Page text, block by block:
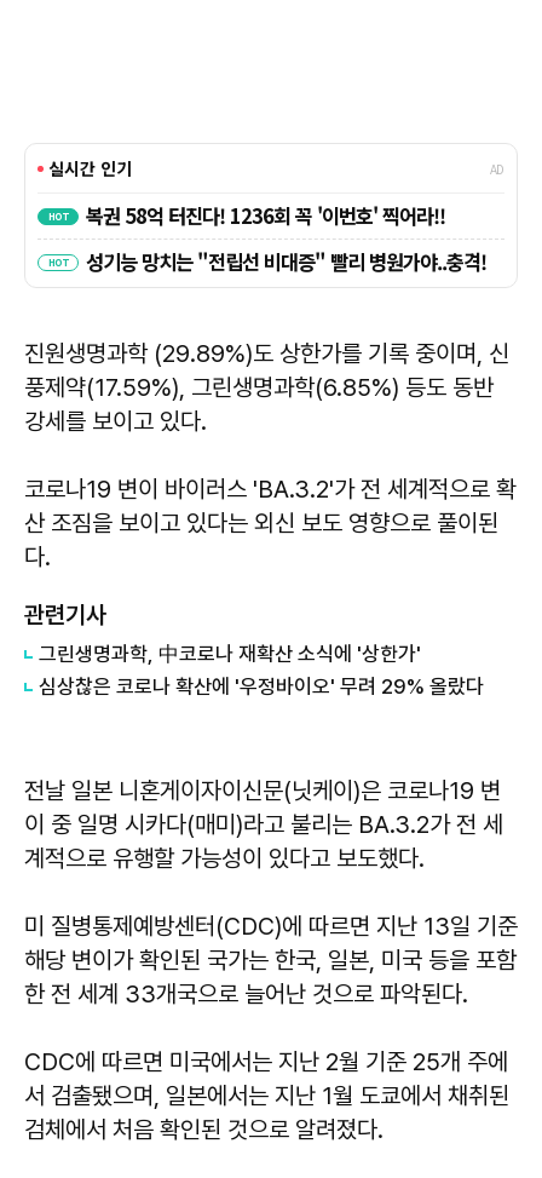
진원생명과학 (29.89%)도 상한가를 기록 중이며, 신
풍제약(17.59%), 그린생명과학(6.85%) 등도 동반
강세를 보이고 있다.
코로나19 변이 바이러스 'BA.3.2'가 전 세계적으로 확
산 조짐을 보이고 있다는 외신 보도 영향으로 풀이된
다.
관련기사
그린생명과학, 中코로나 재확산 소식에 '상한가'
심상찮은 코로나 확산에 '우정바이오' 무려 29% 올랐다
전날 일본 니혼게이자이신문(닛케이)은 코로나19 변
이 중 일명 시카다(매미)라고 불리는 BA.3.2가 전 세
계적으로 유행할 가능성이 있다고 보도했다.
미 질병통제예방센터(CDC)에 따르면 지난 13일 기준
해당 변이가 확인된 국가는 한국, 일본, 미국 등을 포함
한 전 세계 33개국으로 늘어난 것으로 파악된다.
CDC에 따르면 미국에서는 지난 2월 기준 25개 주에
서 검출됐으며, 일본에서는 지난 1월 도쿄에서 채취된
검체에서 처음 확인된 것으로 알려졌다.